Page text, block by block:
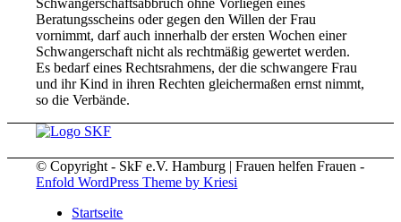
Schwangerschaftsabbruch ohne Vorliegen eines
Beratungsscheins oder gegen den Willen der Frau
vornimmt, darf auch innerhalb der ersten Wochen einer
Schwangerschaft nicht als rechtmäßig gewertet werden.
Es bedarf eines Rechtsrahmens, der die schwangere Frau
und ihr Kind in ihren Rechten gleichermaßen ernst nimmt,
so die Verbände.
© Copyright - SkF e.V. Hamburg | Frauen helfen Frauen -
Enfold WordPress Theme by Kriesi
Startseite